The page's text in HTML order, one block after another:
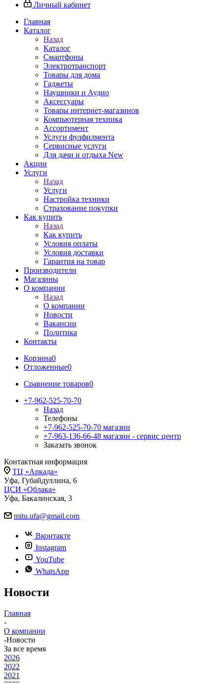
Личный кабинет
Главная
Каталог
Назад
Каталог
Смартфоны
Электротранспорт
Товары для дома
Гаджеты
Наушники и Аудио
Аксессуары
Товары интернет-магазинов
Компьютерная техника
Ассортимент
Услуги фулфилмента
Сервисные услуги
Для дачи и отдыха New
Акции
Услуги
Назад
Услуги
Настройка техники
Страхование покупки
Как купить
Назад
Как купить
Условия оплаты
Условия доставки
Гарантия на товар
Производители
Магазины
О компании
Назад
О компании
Новости
Вакансии
Политика
Контакты
Корзина0
Отложенные0
Сравнение товаров0
+7-962-525-70-70
Назад
Телефоны
+7-962-525-70-70 магазин
+7-963-136-66-48 магазин - сервис центр
Заказать звонок
Контактная информация
ТЦ «Аркада»
Уфа, Губайдуллина, 6
ЦСИ «Облака»
Уфа, Бакалинская, 3
mitu.ufa@gmail.com
Вконтакте
Instagram
YouTube
WhatsApp
Новости
Главная
-
О компании
-Новости
За все время
2026
2022
2021